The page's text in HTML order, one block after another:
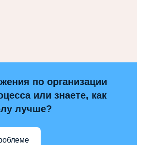
по организации
или знаете, как
лучше?